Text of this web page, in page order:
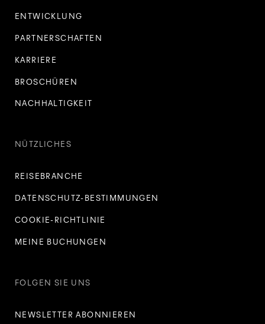
ENTWICKLUNG
PARTNERSCHAFTEN
KARRIERE
BROSCHÜREN
NACHHALTIGKEIT
NÜTZLICHES
REISEBRANCHE
DATENSCHUTZ-BESTIMMUNGEN
COOKIE-RICHTLINIE
MEINE BUCHUNGEN
FOLGEN SIE UNS
NEWSLETTER ABONNIEREN